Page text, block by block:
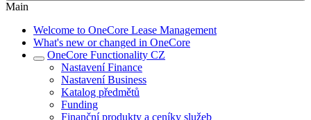
Main
Welcome to OneCore Lease Management
What's new or changed in OneCore
OneCore Functionality CZ
Nastavení Finance
Nastavení Business
Katalog předmětů
Funding
Finanční produkty a ceníky služeb